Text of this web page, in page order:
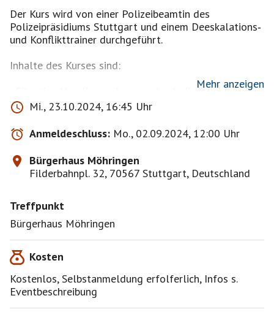
Der Kurs wird von einer Polizeibeamtin des
Polizeipräsidiums Stuttgart und einem Deeskalations‐
und Konflikttrainer durchgeführt.
Inhalte des Kurses sind:
- Situative Handlungsübungen durch die Trainer (u.a.
zur Kommunikation, Zivilcourage, Ansprechen durch
unbekannten Täter, Abgrenzung, Selbstbewusstsein,
Handlungsalternativen, ...). Es werden keine
Selbstverteidigungstechniken unterrichtet.
- Polizeiliche Inhalte: u.a. Statistik zu Straftaten im
öffentlichen Raum, Überprüfen von eigener
Vorstellung über Übergriffsmotive, Verhaltenstipps
allgemeine Hinweise zur Vorbereitung (z.B. Planen des
Weges, eigene Aufmerksamkeit, Verhalten im ÖPNV,
Notwehr/Nothilfe,...).
Persönliche Anmeldung erforderlich unter:
https://www.stuttgart.de/veranstaltungskalender/vera
Mehr anzeigen
Mi., 23.10.2024, 16:45 Uhr
Anmeldeschluss: Mo., 02.09.2024, 12:00 Uhr
Bürgerhaus Möhringen
Filderbahnpl. 32, 70567 Stuttgart, Deutschland
Treffpunkt
Bürgerhaus Möhringen
Kosten
Kostenlos, Selbstanmeldung erfolferlich, Infos s.
Eventbeschreibung